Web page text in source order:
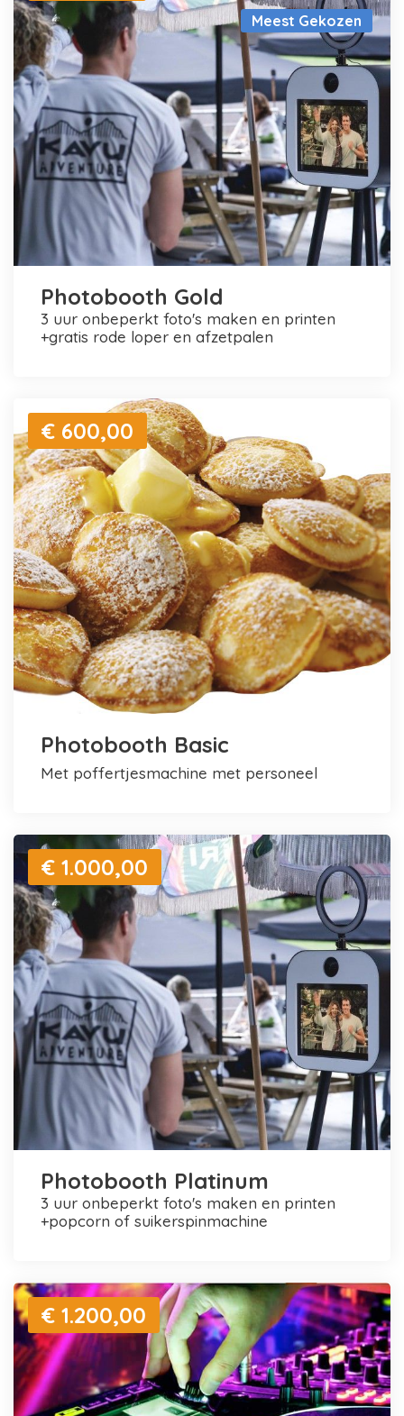
Meest Gekozen
Photobooth Gold
3 uur onbeperkt foto's maken en printen
+gratis rode loper en afzetpalen
€ 600,00
Photobooth Basic
met poffertjesmachine met personeel
€ 1.000,00
Photobooth Platinum
3 uur onbeperkt foto's maken en printen
+popcorn of suikerspinmachine
€ 1.200,00